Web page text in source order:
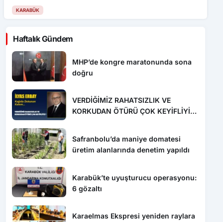
KARABÜK
Haftalık Gündem
MHP’de kongre maratonunda sona
doğru
VERDİĞİMİZ RAHATSIZLIK VE
KORKUDAN ÖTÜRÜ ÇOK KEYİFLİYİZ
Safranbolu’da maniye domatesi
üretim alanlarında denetim yapıldı
Karabük’te uyuşturucu operasyonu:
6 gözaltı
Karaelmas Ekspresi yeniden raylara